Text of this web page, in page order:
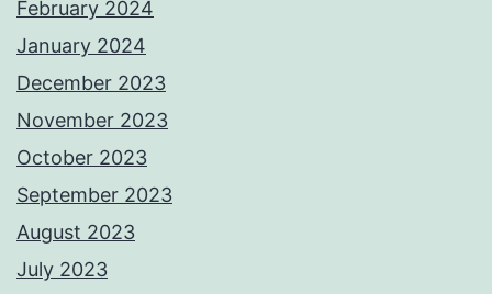
February 2024
January 2024
December 2023
November 2023
October 2023
September 2023
August 2023
July 2023